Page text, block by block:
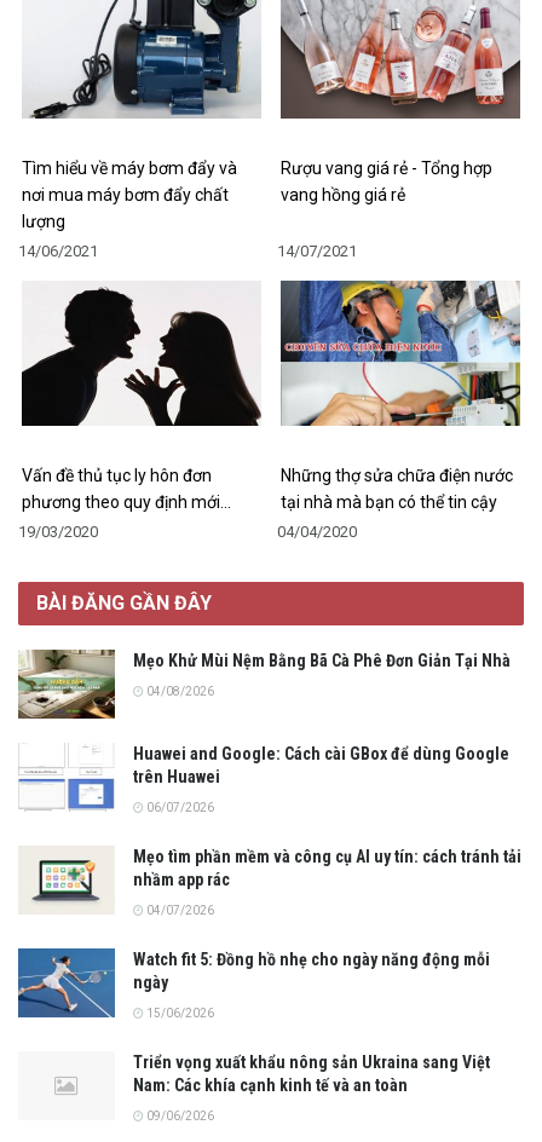
Tìm hiểu về máy bơm đẩy và
nơi mua máy bơm đẩy chất
lượng
14/06/2021
Rượu vang giá rẻ - Tổng hợp
vang hồng giá rẻ
14/07/2021
Vấn đề thủ tục ly hôn đơn
phương theo quy định mới…
19/03/2020
Những thợ sửa chữa điện nước
tại nhà mà bạn có thể tin cậy
04/04/2020
BÀI ĐĂNG GẦN ĐÂY
Mẹo Khử Mùi Nệm Bằng Bã Cà Phê Đơn Giản Tại Nhà
04/08/2026
Huawei and Google: Cách cài GBox để dùng Google
trên Huawei
06/07/2026
Mẹo tìm phần mềm và công cụ AI uy tín: cách tránh tải
nhầm app rác
04/07/2026
Watch fit 5: Đồng hồ nhẹ cho ngày năng động mỗi
ngày
15/06/2026
Triển vọng xuất khẩu nông sản Ukraina sang Việt
Nam: Các khía cạnh kinh tế và an toàn
09/06/2026